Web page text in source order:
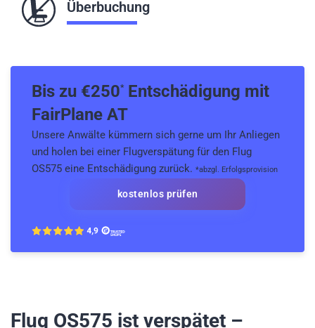
Überbuchung
Bis zu €250*Entschädigung mit
FairPlane AT
Unsere Anwälte kümmern sich gerne um Ihr Anliegen
und holen bei einer Flugverspätung für den Flug
OS575 eine Entschädigung zurück. *abzgl. Erfolgsprovision
kostenlos prüfen
Flug OS575 ist verspätet –